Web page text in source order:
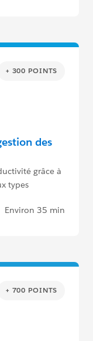
+ 300 POINTS
des
grâce à
types
Environ 35 min
+ 700 POINTS